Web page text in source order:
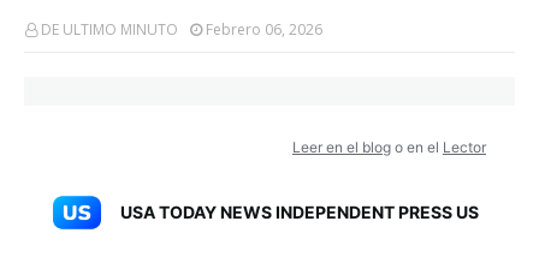
DE ULTIMO MINUTO Febrero 06, 2026
Leer en el blog o en el Lector
USA TODAY NEWS INDEPENDENT PRESS US